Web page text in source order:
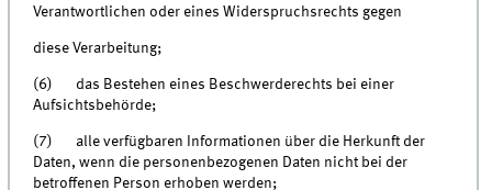
Verantwortlichen oder eines Widerspruchsrechts gegen
diese Verarbeitung;
(6) das Bestehen eines Beschwerderechts bei einer
Aufsichtsbehörde;
(7) alle verfügbaren Informationen über die Herkunft der
Daten, wenn die personenbezogenen Daten nicht bei der
betroffenen Person erhoben werden;